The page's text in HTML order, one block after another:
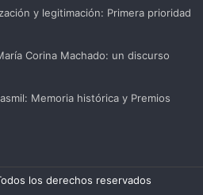
y legitimación: Primera prioridad
Corina Machado: un discurso
Memoria histórica y Premios
los derechos reservados